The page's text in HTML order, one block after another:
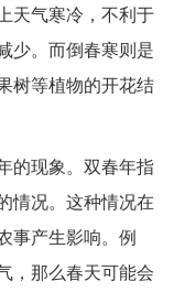
天气寒冷，不利于
少。而倒春寒则是
树等植物的开花结
的现象。双春年指
情况。这种情况在
事产生影响。例
，那么春天可能会